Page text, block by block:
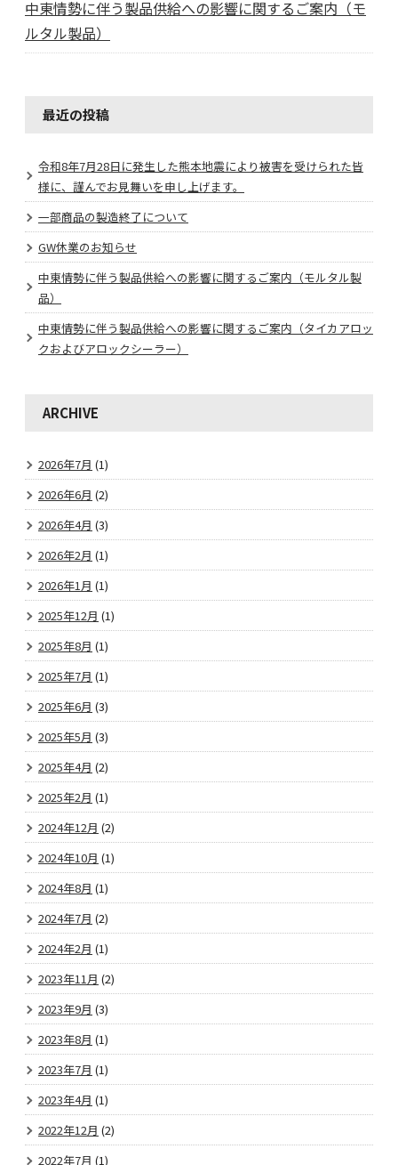
中東情勢に伴う製品供給への影響に関するご案内（モ
ルタル製品）
最近の投稿
令和8年7月28日に発生した熊本地震により被害を受けられた皆
様に、謹んでお見舞いを申し上げます。
一部商品の製造終了について
GW休業のお知らせ
中東情勢に伴う製品供給への影響に関するご案内（モルタル製
品）
中東情勢に伴う製品供給への影響に関するご案内（タイカアロッ
クおよびアロックシーラー）
ARCHIVE
2026年7月 (1)
2026年6月 (2)
2026年4月 (3)
2026年2月 (1)
2026年1月 (1)
2025年12月 (1)
2025年8月 (1)
2025年7月 (1)
2025年6月 (3)
2025年5月 (3)
2025年4月 (2)
2025年2月 (1)
2024年12月 (2)
2024年10月 (1)
2024年8月 (1)
2024年7月 (2)
2024年2月 (1)
2023年11月 (2)
2023年9月 (3)
2023年8月 (1)
2023年7月 (1)
2023年4月 (1)
2022年12月 (2)
2022年7月 (1)